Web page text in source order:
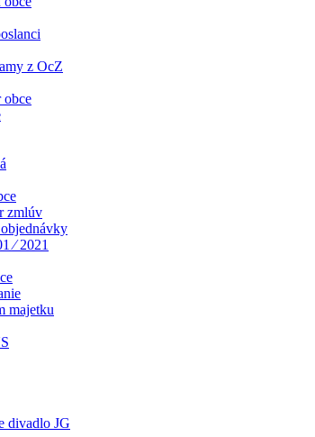
z OcZ
zmlúv
⁄ 2021
majetku
divadlo JG